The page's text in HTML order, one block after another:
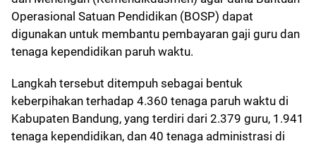
Operasional Satuan Pendidikan (BOSP) dapat
digunakan untuk membantu pembayaran gaji guru dan
tenaga kependidikan paruh waktu.
Langkah tersebut ditempuh sebagai bentuk
keberpihakan terhadap 4.360 tenaga paruh waktu di
Kabupaten Bandung, yang terdiri dari 2.379 guru, 1.941
tenaga kependidikan, dan 40 tenaga administrasi di